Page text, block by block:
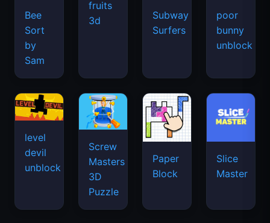
Bee
Sort
by
Sam
fruits
3d
Subway
Surfers
poor
bunny
unblock
level
devil
unblock
Screw
Masters
3D
Puzzle
Paper
Block
Slice
Master